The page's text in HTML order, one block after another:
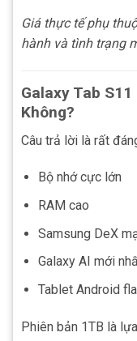
Giá thực tế phụ
hành và tình trạng
Galaxy Tab
Không?
Câu trả lời là rất
Bộ nhớ cực lớn
RAM cao
Samsung DeX
Galaxy AI mới
Tablet Android
Phiên bản 1TB là